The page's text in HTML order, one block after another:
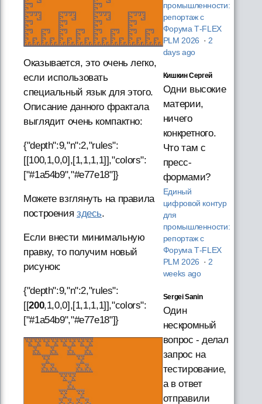
Оказывается, это очень легко,
если использовать
специальный язык для этого.
Описание данного фрактала
выглядит очень компактно:
{"depth":9,"n":2,"rules":
[[100,1,0,0],[1,1,1,1]],"colors":
["#1a54b9","#e77e18"]}
Можете взглянуть на правила
построения здесь.
Если внести минимальную
правку, то получим новый
рисунок:
{"depth":9,"n":2,"rules":
[[200,1,0,0],[1,1,1,1]],"colors":
["#1a54b9","#e77e18"]}
промышленности:
репортаж с
Форума T‑FLEX
PLM 2026 · 2
days ago
Кишкин Сергей
Одни высокие
материи,
ничего
конкретного.
Что там с
пресс-
формами?
Единый
цифровой контур
для
промышленности:
репортаж с
Форума T‑FLEX
PLM 2026 · 2
weeks ago
Sergei Sanin
Один
нескромный
вопрос - делал
запрос на
тестирование,
а в ответ
отправили